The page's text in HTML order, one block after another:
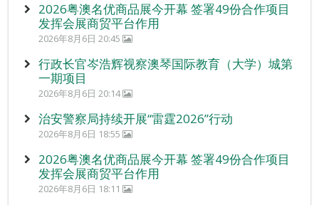
2026粤澳名优商品展今开幕 签署49份合作项目
发挥会展商贸平台作用
2026年8月6日 20:45
行政长官岑浩辉视察澳琴国际教育（大学）城第
一期项目
2026年8月6日 20:14
治安警察局持续开展“雷霆2026”行动
2026年8月6日 18:55
2026粤澳名优商品展今开幕 签署49份合作项目
发挥会展商贸平台作用
2026年8月6日 18:11